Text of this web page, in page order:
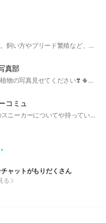
爬虫類のヘビチャットです。飼い方やブリード繁殖など、情報交換しましょう。
真部
育てているサボテン、多肉植物の写真見せてください❣️ 🌵📸リレー写真投稿📸🌵 ご自身で撮られた サボテン、多肉植物の写真を シェアして 癒しを共有するコミュです。 🌵🏜🌵🌵🌵🏜🌵🌵🌵🏜🌵 サボテン 多肉植物 写真 癒し 自然 空 花 雨 緑 紅葉 川 湖 池 滝 植物 海 初心者 雪 風景 夜景 景色 昆虫 犬 鳥 解放 休息 愛 奇蹟 感動 感謝 心 癒されたい 写真投稿 趣味 散歩 旅行 飛行機 汽車 休息 自分磨き 動画 カメラ スマホ デジカメ 一眼レフ コンデジ Canon キャノン Nikon ニコン SONY ソニー FUJIFILM 富士フィルム LUMIX ルミック OLYMPUS オリンパス PENTAX ペンタックス RICOH リコー GoPro ミラーレス フィルムカメラ オールドレンズ カメラマン プロ アマチュア セミプロ フォトグラファー 写真家 愛好家 サボテン 多肉植物 カクタス 写真 画像 アガベ パキポディウム アデニウム 塊根 観葉植物 多肉 ハオルチア マミラリア ギムノカリキュウム ソテツ シダ植物 デッキア ユーフォルビア レア植物 月下美人#花#実生#挿し木#株分け#ガーデニング Canon/キャノン/Nikon/ニコン/SONY/ソニー/FUJIFILM/富士フィルム/LUMIX/ルミックス/OLYMPUS/オリンパス/PENTAX/ペンタックス/RICOH/リコー/GoPro/一眼レフ/ミラーレス/デジカメ/フィルムカメラ/オールドレンズ/カメラマン/風景/夜景/ポートレート 北海道／青森／岩手／宮城／秋田／山形／福島／茨城／栃木／群馬／埼玉／千葉／東京／神奈川／新潟／富山／石川／福井／山梨／長野／岐阜／静岡／愛知／三重／滋賀／京都／大阪／兵庫／奈良／和歌山／鳥取／島根／岡山／広島／山口／徳島／香川／愛媛／高知／福岡／佐賀／長崎／熊本／大分／宮崎／鹿児島／沖縄
コミュ
スニーカーが好き！NIKEのスニーカーについてや持っているNIKEスニーカー自慢したり最新モデルの話したい方向けコミュです👟
ャットがもりだくさん
る